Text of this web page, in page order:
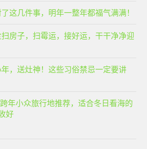
这几件事，明年一整年都福气满满！
房子，扫霉运，接好运，干干净净迎
，送灶神！这些习俗禁忌一定要讲
年小众旅行地推荐，适合冬日看海的
好